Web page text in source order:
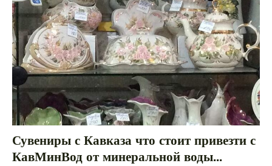
Сувениры с Кавказа что стоит привезти с
КавМинВод от минеральной воды...